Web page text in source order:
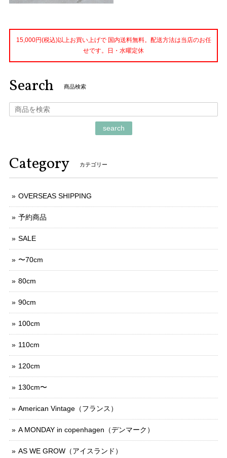
15,000円(税込)以上お買い上げで 国内送料無料。配送方法は当店のお任
せです。日・水曜定休
Search 商品検索
search
Category カテゴリー
OVERSEAS SHIPPING
予約商品
SALE
〜70cm
80cm
90cm
100cm
110cm
120cm
130cm〜
American Vintage（フランス）
A MONDAY in copenhagen（デンマーク）
AS WE GROW（アイスランド）